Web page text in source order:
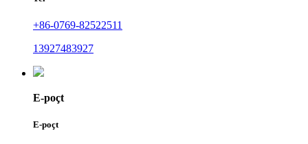
+86-0769-82522511
13927483927
E-poçt
E-poçt